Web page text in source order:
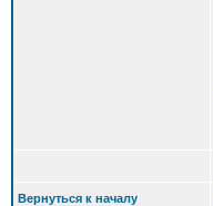
Вернуться к началу